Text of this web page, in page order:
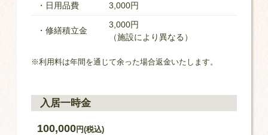
・日用品費
3,000円
・修繕積立金
3,000円
（施設により異なる）
※利用料は年間を通じて余った場合返金いたします。
入居一時金
100,000円(税込)